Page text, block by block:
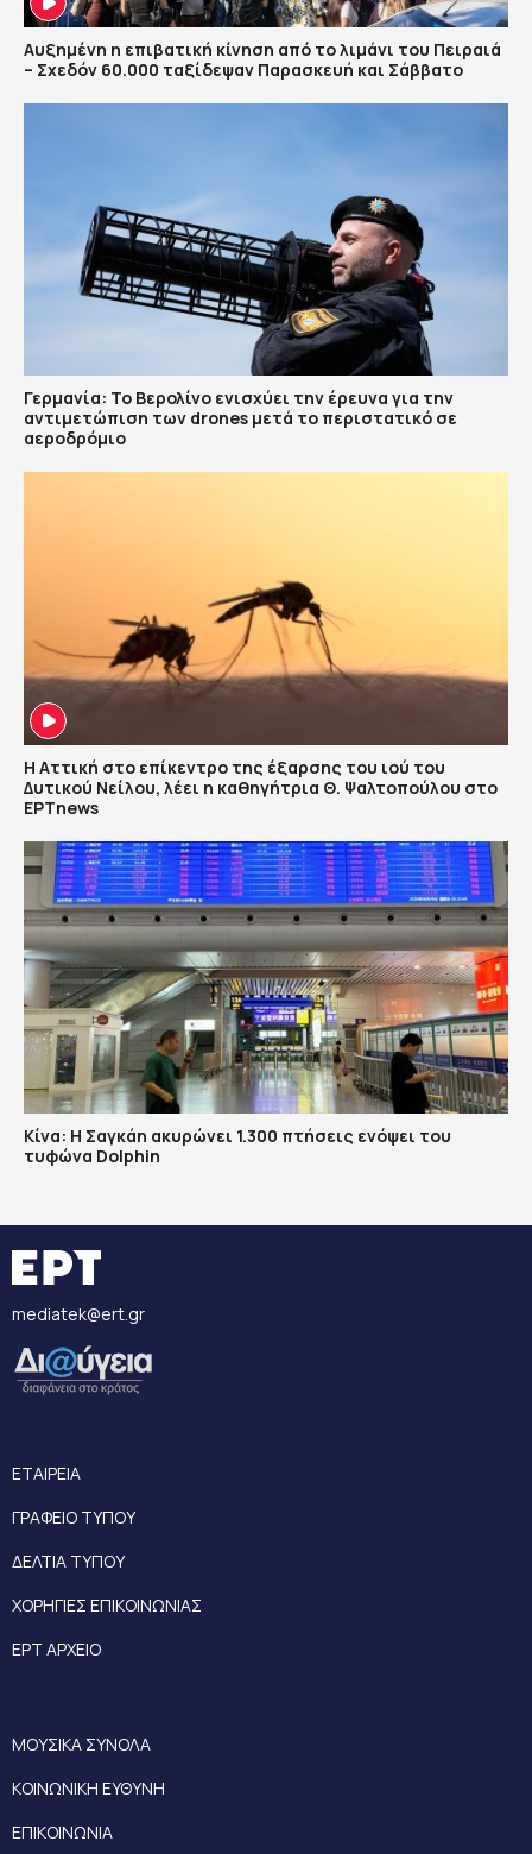
Αυξημένη η επιβατική κίνηση από το λιμάνι του Πειραιά
– Σχεδόν 60.000 ταξίδεψαν Παρασκευή και Σάββατο
Γερμανία: Το Βερολίνο ενισχύει την έρευνα για την
αντιμετώπιση των drones μετά το περιστατικό σε
αεροδρόμιο
Η Αττική στο επίκεντρο της έξαρσης του ιού του
Δυτικού Νείλου, λέει η καθηγήτρια Θ. Ψαλτοπούλου στο
ΕΡΤnews
Κίνα: Η Σαγκάη ακυρώνει 1.300 πτήσεις ενόψει του
τυφώνα Dolphin
mediatek@ert.gr
ΕΤΑΙΡΕΙΑ
ΓΡΑΦΕΙΟ ΤΥΠΟΥ
ΔΕΛΤΙΑ ΤΥΠΟΥ
ΧΟΡΗΓΙΕΣ ΕΠΙΚΟΙΝΩΝΙΑΣ
ΕΡΤ ΑΡΧΕΙΟ
ΜΟΥΣΙΚΑ ΣΥΝΟΛΑ
ΚΟΙΝΩΝΙΚΗ ΕΥΘΥΝΗ
ΕΠΙΚΟΙΝΩΝΙΑ